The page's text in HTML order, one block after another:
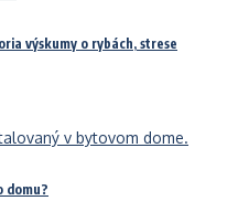
výskumy o rybách, strese
domu?